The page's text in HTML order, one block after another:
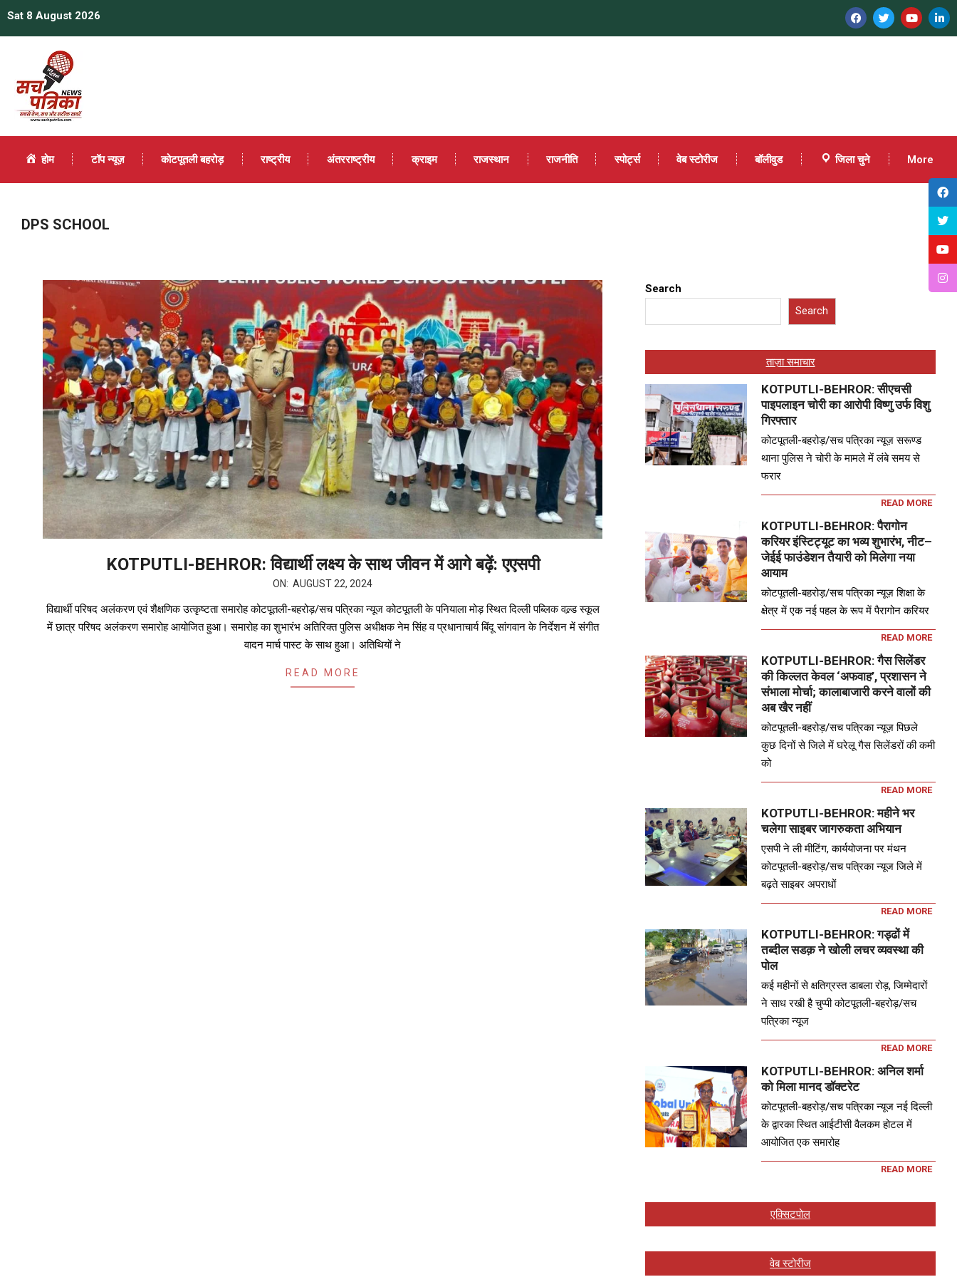
Sat 8 August 2026
होम टॉप न्यूज़ कोटपूतली बहरोड़ राष्ट्रीय अंतरराष्ट्रीय क्राइम राजस्थान राजनीति स्पोर्ट्स वेब स्टोरीज बॉलीवुड जिला चुने More
DPS SCHOOL
KOTPUTLI-BEHROR: विद्यार्थी लक्ष्य के साथ जीवन में आगे बढ़ें: एएसपी
ON: AUGUST 22, 2024
विद्यार्थी परिषद अलंकरण एवं शैक्षणिक उत्कृष्टता समारोह कोटपूतली-बहरोड़/सच पत्रिका न्यूज कोटपूतली के पनियाला मोड़ स्थित दिल्ली पब्लिक वल्र्ड स्कूल
में छात्र परिषद अलंकरण समारोह आयोजित हुआ। समारोह का शुभारंभ अतिरिक्त पुलिस अधीक्षक नेम सिंह व प्रधानाचार्य बिंदू सांगवान के निर्देशन में संगीत
वादन मार्च पास्ट के साथ हुआ। अतिथियों ने
READ MORE
Search
Search
ताज़ा समाचार
KOTPUTLI-BEHROR: सीएचसी
पाइपलाइन चोरी का आरोपी विष्णु उर्फ विशु
गिरफ्तार
कोटपूतली-बहरोड़/सच पत्रिका न्यूज़ सरूण्ड
थाना पुलिस ने चोरी के मामले में लंबे समय से
फरार
READ MORE
KOTPUTLI-BEHROR: पैरागोन
करियर इंस्टिट्यूट का भव्य शुभारंभ, नीट–
जेईई फाउंडेशन तैयारी को मिलेगा नया
आयाम
कोटपूतली-बहरोड़/सच पत्रिका न्यूज़ शिक्षा के
क्षेत्र में एक नई पहल के रूप में पैरागोन करियर
READ MORE
KOTPUTLI-BEHROR: गैस सिलेंडर
की किल्लत केवल ‘अफवाह’, प्रशासन ने
संभाला मोर्चा; कालाबाजारी करने वालों की
अब खैर नहीं
कोटपूतली-बहरोड़/सच पत्रिका न्यूज़ पिछले
कुछ दिनों से जिले में घरेलू गैस सिलेंडरों की कमी
को
READ MORE
KOTPUTLI-BEHROR: महीने भर
चलेगा साइबर जागरुकता अभियान
एसपी ने ली मीटिंग, कार्ययोजना पर मंथन
कोटपूतली-बहरोड़/सच पत्रिका न्यूज जिले में
बढ़ते साइबर अपराधों
READ MORE
KOTPUTLI-BEHROR: गड्ढों में
तब्दील सडक़ ने खोली लचर व्यवस्था की
पोल
कई महीनों से क्षतिग्रस्त डाबला रोड़, जिम्मेदारों
ने साध रखी है चुप्पी कोटपूतली-बहरोड़/सच
पत्रिका न्यूज
READ MORE
KOTPUTLI-BEHROR: अनिल शर्मा
को मिला मानद डॉक्टरेट
कोटपूतली-बहरोड़/सच पत्रिका न्यूज नई दिल्ली
के द्वारका स्थित आईटीसी वैलकम होटल में
आयोजित एक समारोह
READ MORE
एक्सिटपोल
वेब स्टोरीज